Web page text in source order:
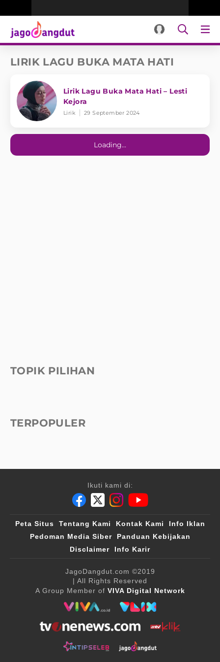
LIRIK LAGU BUKA MATA HATI
Lirik Lagu Buka Mata Hati – Lesti
Kejora
Lirik 29 September 2024
Loading...
TOPIK PILIHAN
TERPOPULER
Ikuti kami di:
Peta Situs Tentang Kami Kontak Kami
Info Iklan
Pedoman Media Siber
Panduan Kebijakan
Disclaimer
Info Karir
JagoDangdut.com ©2019
| All Rights Reserved
A Group Member of VIVA Digital Network